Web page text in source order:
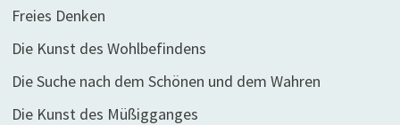
Freies Denken
Die Kunst des Wohlbefindens
Die Suche nach dem Schönen und dem Wahren
Die Kunst des Müßigganges